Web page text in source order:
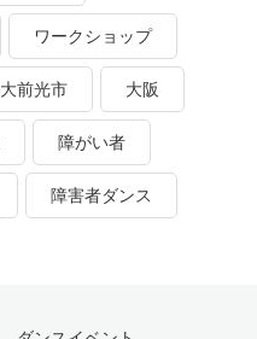
ワークショップ
大前光市 大阪
障がい者
障害者ダンス